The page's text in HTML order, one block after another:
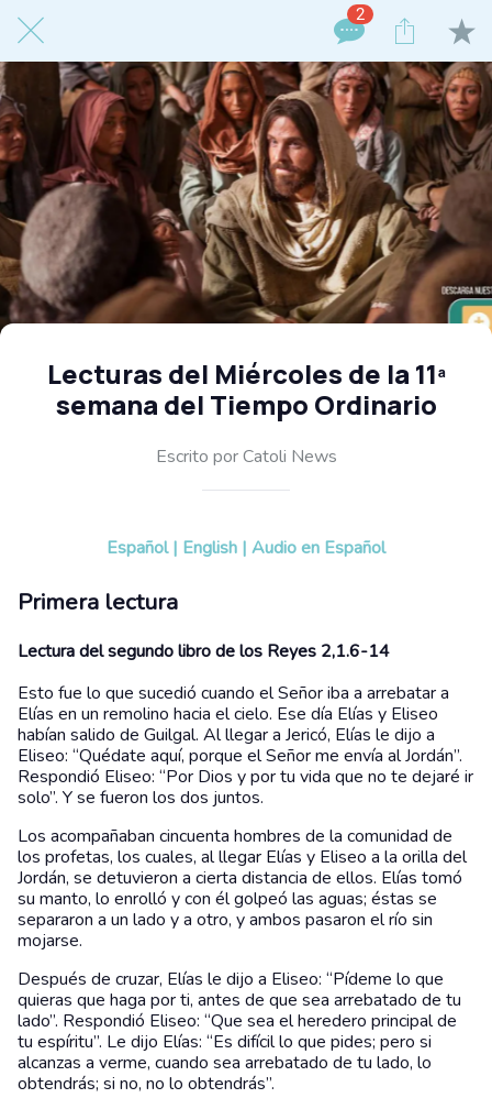
2
Lecturas del Miércoles de la 11ª
semana del Tiempo Ordinario
Escrito por Catoli News
Español | English | Audio en Español
Primera lectura
Lectura del segundo libro de los Reyes 2,1.6-14
Esto fue lo que sucedió cuando el Señor iba a arrebatar a
Elías en un remolino hacia el cielo. Ese día Elías y Eliseo
habían salido de Guilgal. Al llegar a Jericó, Elías le dijo a
Eliseo: “Quédate aquí, porque el Señor me envía al Jordán”.
Respondió Eliseo: “Por Dios y por tu vida que no te dejaré ir
solo”. Y se fueron los dos juntos.
Los acompañaban cincuenta hombres de la comunidad de
los profetas, los cuales, al llegar Elías y Eliseo a la orilla del
Jordán, se detuvieron a cierta distancia de ellos. Elías tomó
su manto, lo enrolló y con él golpeó las aguas; éstas se
separaron a un lado y a otro, y ambos pasaron el río sin
mojarse.
Después de cruzar, Elías le dijo a Eliseo: “Pídeme lo que
quieras que haga por ti, antes de que sea arrebatado de tu
lado”. Respondió Eliseo: “Que sea el heredero principal de
tu espíritu”. Le dijo Elías: “Es difícil lo que pides; pero si
alcanzas a verme, cuando sea arrebatado de tu lado, lo
obtendrás; si no, no lo obtendrás”.